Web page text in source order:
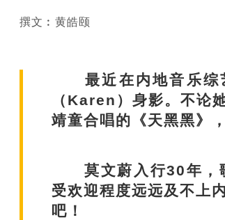
撰文︰黄皓颐
最近在内地音乐综艺
（Karen）身影。不论
靖童合唱的《天黑黑》
莫文蔚入行30年，歌
受欢迎程度远远及不上
吧！